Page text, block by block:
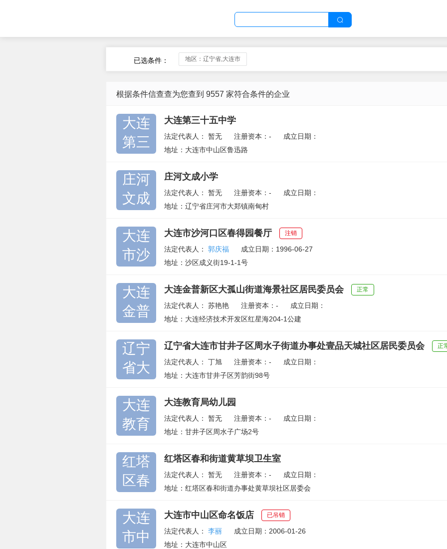
已选条件： 地区：辽宁省,大连市
根据条件信查查为您查到 9557 家符合条件的企业
大连
第三
大连第三十五中学
法定代表人：暂无 注册资本：-
成立日期：
地址：大连市中山区鲁迅路
庄河
文成
庄河文成小学
法定代表人：暂无 注册资本：-
成立日期：
地址：辽宁省庄河市大郑镇南甸村
大连
市沙
大连市沙河口区春得园餐厅 注销
法定代表人：郭庆福
成立日期：1996-06-27
地址：沙区成义街19-1-1号
大连
金普
大连金普新区大孤山街道海景社区居民委员会 正常
法定代表人：苏艳艳 注册资本：-
成立日期：
地址：大连经济技术开发区红星海204-1公建
辽宁
省大
辽宁省大连市甘井子区周水子街道办事处壹品天城社区居民委员会 正
法定代表人：丁旭 注册资本：-
成立日期：
地址：大连市甘井子区芳韵街98号
大连
教育
大连教育局幼儿园
法定代表人：暂无 注册资本：-
成立日期：
地址：甘井子区周水子广场2号
红塔
区春
红塔区春和街道黄草坝卫生室
法定代表人：暂无 注册资本：-
成立日期：
地址：红塔区春和街道办事处黄草坝社区居委会
大连
市中
大连市中山区命名饭店 已吊销
法定代表人：李丽
成立日期：2006-01-26
地址：大连市中山区